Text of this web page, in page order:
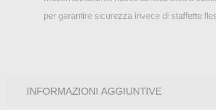
per garantire sicurezza invece di staffette
INFORMAZIONI AGGIUNTIVE